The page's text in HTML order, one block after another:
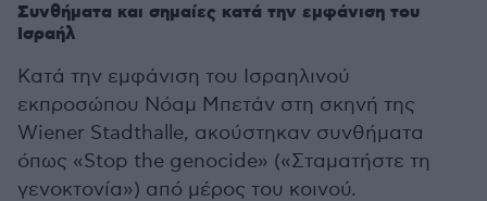
Συνθήματα και σημαίες κατά την εμφάνιση του
Ισραήλ
Κατά την εμφάνιση του Ισραηλινού
εκπροσώπου Νόαμ Μπετάν στη σκηνή της
Wiener Stadthalle, ακούστηκαν συνθήματα
όπως «Stop the genocide» («Σταματήστε τη
γενοκτονία») από μέρος του κοινού.